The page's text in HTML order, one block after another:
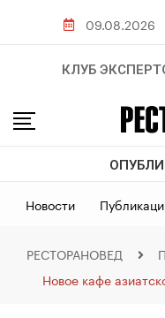
09.08.2026
КЛУБ
Новости
РЕСТОРАНОВЕД
Новое кафе